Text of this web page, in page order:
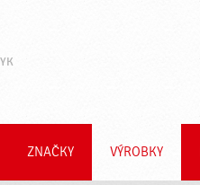
ZNAČKY VÝROBKY